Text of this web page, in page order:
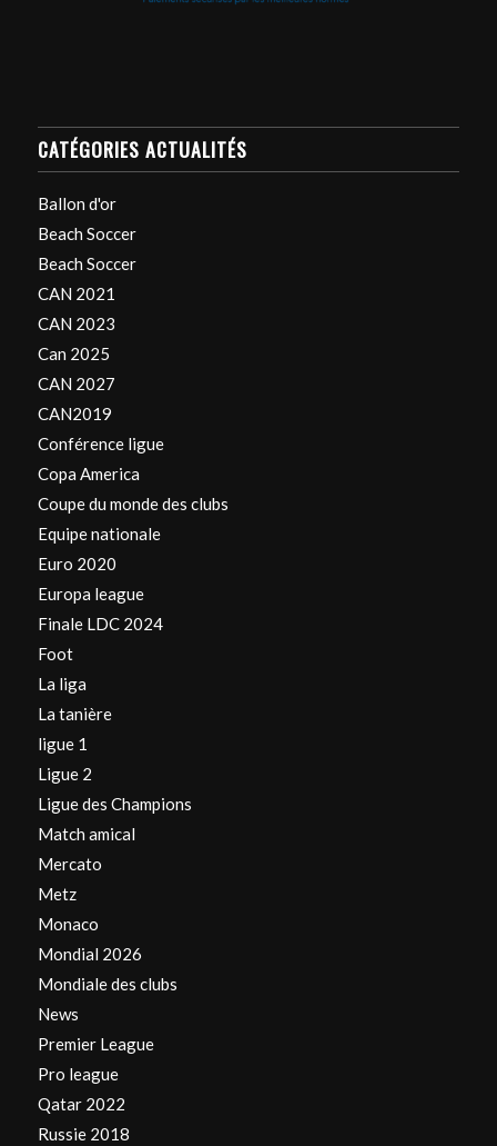
CATÉGORIES ACTUALITÉS
Ballon d'or
Beach Soccer
Beach Soccer
CAN 2021
CAN 2023
Can 2025
CAN 2027
CAN2019
Conférence ligue
Copa America
Coupe du monde des clubs
Equipe nationale
Euro 2020
Europa league
Finale LDC 2024
Foot
La liga
La tanière
ligue 1
Ligue 2
Ligue des Champions
Match amical
Mercato
Metz
Monaco
Mondial 2026
Mondiale des clubs
News
Premier League
Pro league
Qatar 2022
Russie 2018